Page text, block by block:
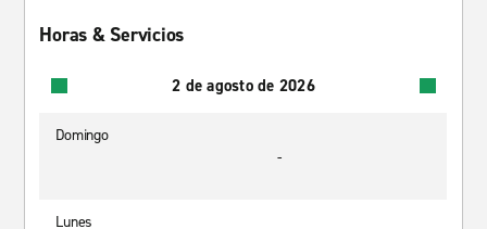
Horas & Servicios
2 de agosto de 2026
Domingo
-
Lunes